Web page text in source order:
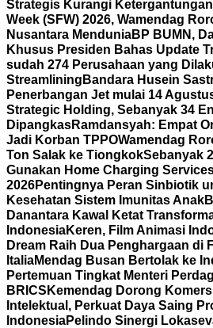
Strategis Kurangi
Week (SFW) 2026, Wamendag
Nusantara MenduniaBP BUMN,
Khusus Presiden Bahas Update
sudah 274 Perusahaan yang
Streamlining Bandara Husein
Penerbangan Jet mulai 14
Strategic Holding, Sebanyak 34
DipangkasRamdansyah: Empat
Jadi Korban TPPOWamendag
Ton Salak ke TiongkokSebanyak
Gunakan Home Charging
2026Pentingnya Peran Sinbiotik
Kesehatan Sistem Imunitas Anak
Danantara Kawal Ketat
IndonesiaKeren, Film Animasi
Dream Raih Dua Penghargaan di
ItaliaMendag Busan Bertolak ke
Pertemuan Tingkat Menteri
BRICS Kemendag Dorong
Intelektual, Perkuat Daya Saing
IndonesiaPelindo Sinergi